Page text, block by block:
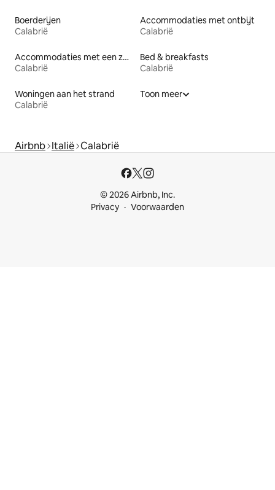
Boerderijen
Calabrië
Accommodaties met ontbijt
Calabrië
Accommodaties met een zwembad
Calabrië
Bed & breakfasts
Calabrië
Woningen aan het strand
Calabrië
Toon meer
Airbnb Italië Calabrië
© 2026 Airbnb, Inc.
Privacy
Voorwaarden